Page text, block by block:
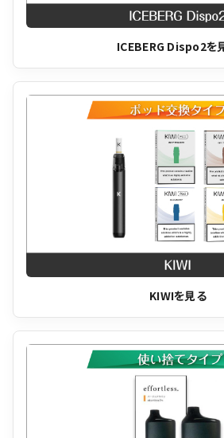
ICEBERG Dispo2を
KIWIを見る